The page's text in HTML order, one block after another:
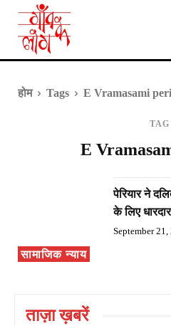
होम Tags E Vramasami
TAG
E
सामाजिक न्याय
पेरियार ने
के लिए
September 21,
ताज़ा ख़बरें